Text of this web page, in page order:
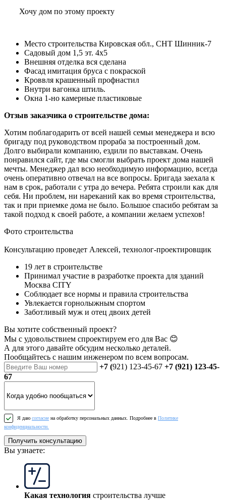
Хочу дом по этому проекту
Место строительства Кировская обл., СНТ Шинник-7
Садовый дом 1,5 эт. 4х5
Внешняя отделка вся сделана
Фасад имитация бруса с покраской
Кроввля крашенный профнастил
Внутри вагонка штиль.
Окна 1-но камерные пластиковые
Отзыв заказчика о строительстве дома:
Хотим поблагодарить от всей нашей семьи менеджера и всю
бригаду под руководством прораба за построенный дом.
Долго выбирали компанию, ездили по выставкам. Очень
понравился сайт, где мы смогли выбрать проект дома нашей
мечты. Менеджер дал всю необходимую информацию, всегда
очень оперативно отвечал на все вопросы. Бригада заехала к
нам в срок, работали с утра до вечера. Ребята строили как для
себя. Ни проблем, ни нареканий как во время строительства,
так и при приемке дома не было. Большое спасибо ребятам за
такой подход к своей работе, а компании желаем успехов!
Фото строительства
Консультацию проведет Алексей, технолог-проектировщик
19 лет в строительстве
Принимал участие в разработке проекта для зданий
Москва CITY
Соблюдает все нормы и правила строительства
Увлекается горнолыжным спортом
Заботливый муж и отец двоих детей
Вы хотите собственный проект?
Мы с удовольствием спроектируем его для Вас 😊
А для этого давайте обсудим несколько деталей.
Пообщайтесь с нашим инженером по всем вопросам.
+7 (921) 123-45-67 +7 (921) 123-45-
67
Я даю согласие на обработку персональных данных. Подробнее в Политике
конфиденциальности.
Получить консультацию
Вы узнаете:
Какая технология строительства лучше